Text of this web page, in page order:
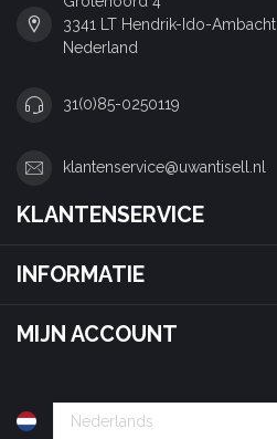
3341 LT Hendrik-Ido-Ambacht
Nederland
31(0)85-0250119
klantenservice@uwantisell.nl
KLANTENSERVICE
INFORMATIE
MIJN ACCOUNT